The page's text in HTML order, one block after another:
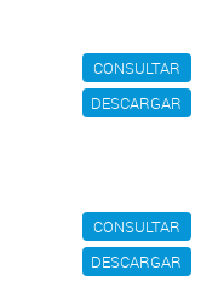
CONSULTAR
DESCARGAR
CONSULTAR
DESCARGAR